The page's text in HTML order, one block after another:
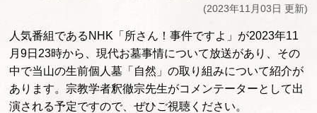
(2023年11月03日 更新)
人気番組であるNHK「所さん！事件ですよ」 が2023年11
月9日23時から、現代お墓事情について放送があり、 その
中で当山の生前個人墓「自然」の取り組みについて紹介が
あります。 宗教学者釈徹宗先生がコメンテーターとして出
演される予定ですので、ぜひご視聴ください。